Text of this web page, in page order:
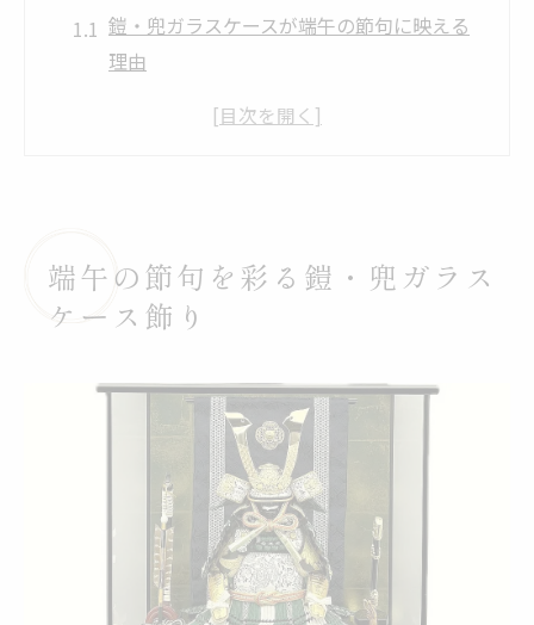
鎧・兜ガラスケースが端午の節句に映える
理由
コンパクトな鎧・兜で手軽に伝統を楽しむ
方
現代住宅に合う鎧・兜ガラスケース飾りの
コンパクトな甲冑が叶える現代インテリア
鎧・兜で叶えるおしゃれな現代インテリア
ガラスケース入りコンパクト鎧・兜の飾り
マンションにもぴったりな鎧・兜選びの秘
端午の節句を彩る鎧・兜ガラス
ケース飾り